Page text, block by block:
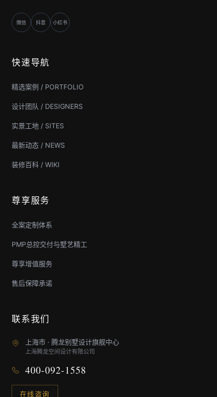
微信 抖音 小红书
快速导航
精选案例 / PORTFOLIO
设计团队 / DESIGNERS
实景工地 / SITES
最新动态 / NEWS
装修百科 / WIKI
尊享服务
全案定制体系
PMP总控交付与墅艺精工
尊享增值服务
售后保障承诺
联系我们
上海市 · 腾龙别墅设计旗舰中心
上海腾龙空间设计有限公司
400-092-1558
在线咨询